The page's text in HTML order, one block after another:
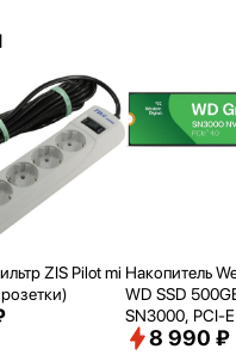
ZIS Pilot mi Накопитель
WD SSD
SN3000, PCI-
2280, [R/W -
8 990 ₽